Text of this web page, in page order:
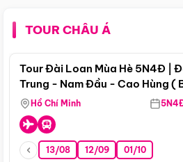
TOUR CHÂU Á
Tour Đài Loan Mùa Hè 5N4Đ |
Trung - Nam Đầu - Cao Hùng (
Hồ Chí Minh
13/08 12/09 01/10